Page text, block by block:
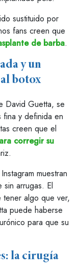
sustituido por
fans creen que
de barba.
y un
botox
David Guetta, se
y definida en
creen que el
corregir su
muestran
sin arrugas. El
algo que ver,
puede haberse
para que su
la cirugía